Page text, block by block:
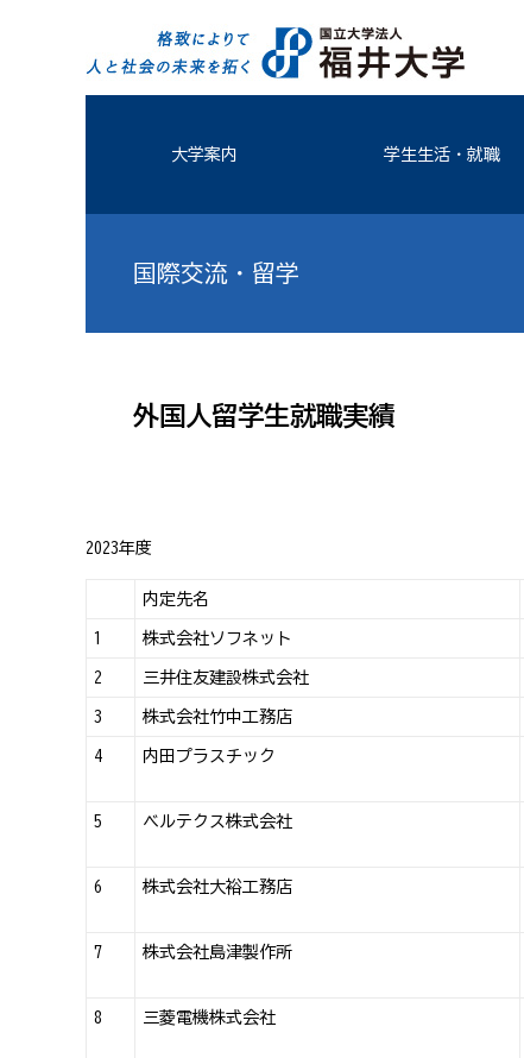
大学案内 学生生活・就職
国際交流・留学
外国人留学生就職実績
2023年度
内定先名
1 株式会社ソフネット
2 三井住友建設株式会社
3 株式会社竹中工務店
4 内田プラスチック
5 ベルテクス株式会社
6 株式会社大裕工務店
7 株式会社島津製作所
8 三菱電機株式会社